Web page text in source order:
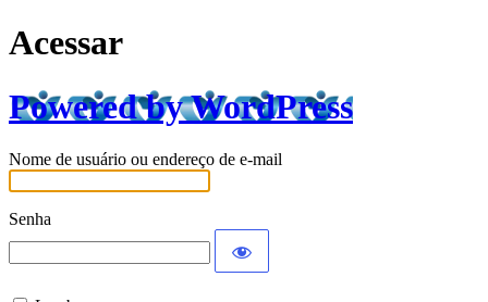
Acessar
Powered by WordPress
Nome de usuário ou endereço de e-mail
Senha